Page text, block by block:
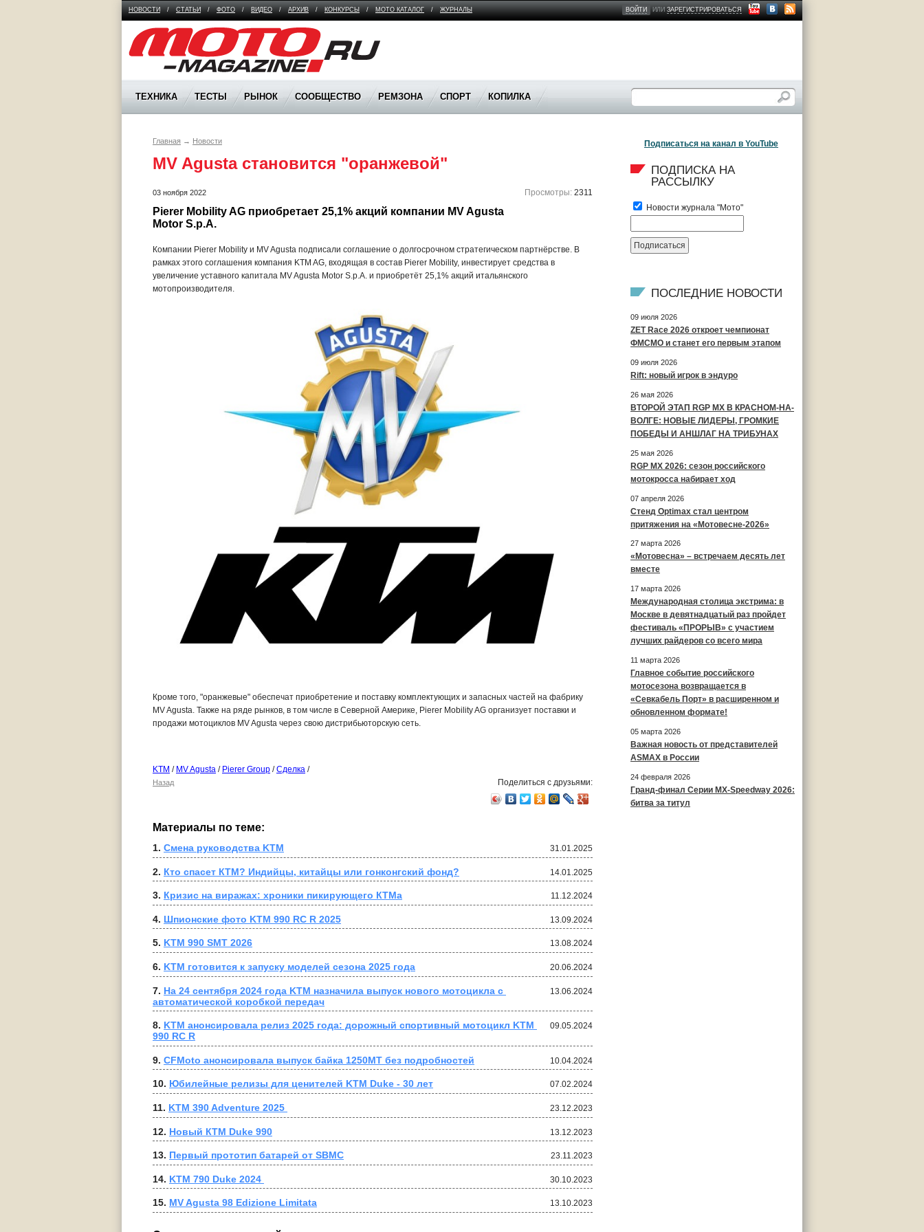
НОВОСТИ / СТАТЬИ / ФОТО / ВИДЕО / АРХИВ / КОНКУРСЫ / МОТО КАТАЛОГ / ЖУРНАЛЫ ВОЙТИ ИЛИЗАРЕГИСТРИРОВАТЬСЯ
Moto Magazine
ТЕХНИКА ТЕСТЫ РЫНОК СООБЩЕСТВО РЕМЗОНА СПОРТ КОПИЛКА
Главная → Новости
MV Agusta становится "оранжевой"
Просмотры: 2311
03 ноября 2022
Pierer Mobility AG приобретает 25,1% акций компании MV Agusta
Motor S.p.A.
Компании Pierer Mobility и MV Agusta подписали соглашение о долгосрочном стратегическом партнёрстве. В
рамках этого соглашения компания KTM AG, входящая в состав Pierer Mobility, инвестирует средства в
увеличение уставного капитала MV Agusta Motor S.p.A. и приобретёт 25,1% акций итальянского
мотопроизводителя.
Кроме того, "оранжевые" обеспечат приобретение и поставку комплектующих и запасных частей на фабрику
MV Agusta. Также на ряде рынков, в том числе в Северной Америке, Pierer Mobility AG организует поставки и
продажи мотоциклов MV Agusta через свою дистрибьюторскую сеть.
KTM / MV Agusta / Pierer Group /Сделка /
Назад Поделиться с друзьями:
Материалы по теме:
31.01.2025
1. Смена руководства KTM
14.01.2025
2. Кто спасет КТМ? Индийцы, китайцы или гонконгский фонд?
11.12.2024
3. Кризис на виражах: хроники пикирующего КТМа
13.09.2024
4. Шпионские фото KTM 990 RC R 2025
13.08.2024
5. KTM 990 SMT 2026
20.06.2024
6. KTM готовится к запуску моделей сезона 2025 года
13.06.2024
7. На 24 сентября 2024 года KTM назначила выпуск нового мотоцикла с
автоматической коробкой передач
09.05.2024
8. KTM анонсировала релиз 2025 года: дорожный спортивный мотоцикл KTM
990 RC R
10.04.2024
9. CFMoto анонсировала выпуск байка 1250MT без подробностей
07.02.2024
10. ﻿Юбилейные релизы для ценителей KTM Duke - 30 лет
23.12.2023
11. KTM 390 Adventure 2025
13.12.2023
12. Новый КТМ Duke 990
23.11.2023
13. Первый прототип батарей от SBMC
30.10.2023
14. KTM 790 Duke 2024
13.10.2023
15. MV Agusta 98 Edizione Limitata
Подписаться на канал в YouTube
ПОДПИСКА НА
РАССЫЛКУ
Новости журнала "Мото"
ПОСЛЕДНИЕ НОВОСТИ
09 июля 2026
ZET Race 2026 откроет чемпионат
ФМСМО и станет его первым этапом
09 июля 2026
Rift: новый игрок в эндуро
26 мая 2026
ВТОРОЙ ЭТАП RGP MX В КРАСНОМ-НА-
ВОЛГЕ: НОВЫЕ ЛИДЕРЫ, ГРОМКИЕ
ПОБЕДЫ И АНШЛАГ НА ТРИБУНАХ
25 мая 2026
RGP MX 2026: сезон российского
мотокросса набирает ход
07 апреля 2026
Стенд Optimax стал центром
притяжения на «Мотовесне-2026»
27 марта 2026
«Мотовесна» – встречаем десять лет
вместе
17 марта 2026
Международная столица экстрима: в
Москве в девятнадцатый раз пройдет
фестиваль «ПРОРЫВ» с участием
лучших райдеров со всего мира
11 марта 2026
Главное событие российского
мотосезона возвращается в
«Севкабель Порт» в расширенном и
обновленном формате!
05 марта 2026
Важная новость от представителей
ASMAX в России
24 февраля 2026
Гранд-финал Серии MX-Speedway 2026:
битва за титул